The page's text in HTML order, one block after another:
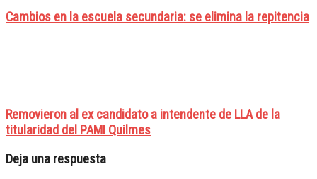
Cambios en la escuela secundaria: se elimina la repitencia
Removieron al ex candidato a intendente de LLA de la
titularidad del PAMI Quilmes
Deja una respuesta